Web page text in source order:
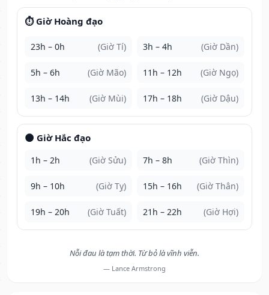
⏱️ Giờ Hoàng đạo
23h – 0h (Giờ Tí) 3h – 4h (Giờ Dần)
5h – 6h (Giờ Mão) 11h – 12h (Giờ Ngọ)
13h – 14h (Giờ Mùi) 17h – 18h (Giờ Dậu)
🌑 Giờ Hắc đạo
1h – 2h (Giờ Sửu) 7h – 8h (Giờ Thìn)
9h – 10h (Giờ Tỵ) 15h – 16h (Giờ Thân)
19h – 20h (Giờ Tuất) 21h – 22h (Giờ Hợi)
Nỗi đau là tạm thời. Từ bỏ là vĩnh viễn.
— Lance Armstrong